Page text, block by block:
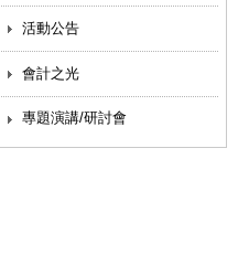
活動公告
會計之光
專題演講/研討會